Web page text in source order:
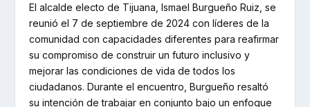
El alcalde electo de Tijuana, Ismael Burgueño Ruiz, se
reunió el 7 de septiembre de 2024 con líderes de la
comunidad con capacidades diferentes para reafirmar
su compromiso de construir un futuro inclusivo y
mejorar las condiciones de vida de todos los
ciudadanos. Durante el encuentro, Burgueño resaltó
su intención de trabajar en conjunto bajo un enfoque